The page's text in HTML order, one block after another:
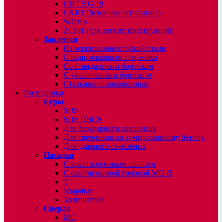
CHT 5 G 19
CS FT (бетонное основание)
WDHS
ZCFH (для легких конструкций)
Заклепки
Из коррозионностойкой стали
С оцинкованным стержнем
Со стандартным бортиком
С увеличенным бортиком
Стальные оцинкованные
Расходники
Буры
SDS
SDS DBCN
Для безударного сверления
Для сверления по армированному бетону
Для ударного сверления
Насадки
С крестообразным шлицем
С шестигранной головой MG H
T
Ударные
Удлинители
Сверла
МС